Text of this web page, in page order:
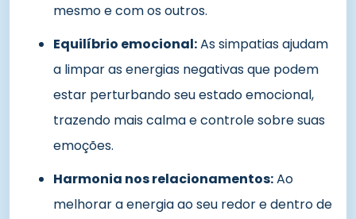
mesmo e com os outros.
Equilíbrio emocional:As simpatias ajudam
a limpar as energias negativas que podem
estar perturbando seu estado emocional,
trazendo mais calma e controle sobre suas
emoções.
Harmonia nos relacionamentos:Ao
melhorar a energia ao seu redor e dentro de